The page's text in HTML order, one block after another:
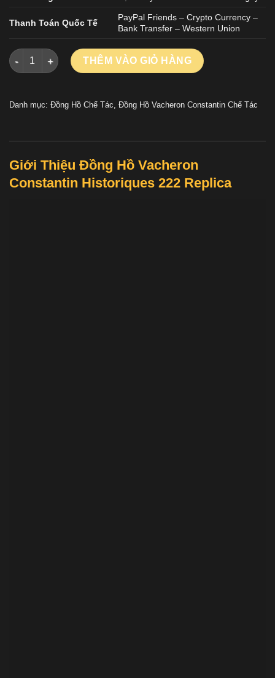
Thanh Toán Quốc Tế
PayPal Friends – Crypto Currency –
Bank Transfer – Western Union
Đồng Hồ Vacheron Constantin Replica Historiques 222 Demi
THÊM VÀO GIỎ HÀNG
Danh mục: Đồng Hồ Chế Tác, Đồng Hồ Vacheron Constantin Chế Tác
Giới Thiệu Đồng Hồ Vacheron
Constantin Historiques 222 Replica